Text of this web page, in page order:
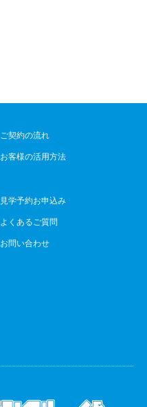
ご契約の流れ
お客様の活用方法
見学予約お申込み
よくあるご質問
お問い合わせ